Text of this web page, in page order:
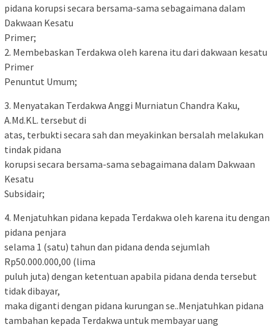
pidana korupsi secara bersama-sama sebagaimana dalam
Dakwaan Kesatu
Primer;
2. Membebaskan Terdakwa oleh karena itu dari dakwaan kesatu
Primer
Penuntut Umum;
3. Menyatakan Terdakwa Anggi Murniatun Chandra Kaku,
A.Md.KL. tersebut di
atas, terbukti secara sah dan meyakinkan bersalah melakukan
tindak pidana
korupsi secara bersama-sama sebagaimana dalam Dakwaan
Kesatu
Subsidair;
4. Menjatuhkan pidana kepada Terdakwa oleh karena itu dengan
pidana penjara
selama 1 (satu) tahun dan pidana denda sejumlah
Rp50.000.000,00 (lima
puluh juta) dengan ketentuan apabila pidana denda tersebut
tidak dibayar,
maka diganti dengan pidana kurungan se..Menjatuhkan pidana
tambahan kepada Terdakwa untuk membayar uang